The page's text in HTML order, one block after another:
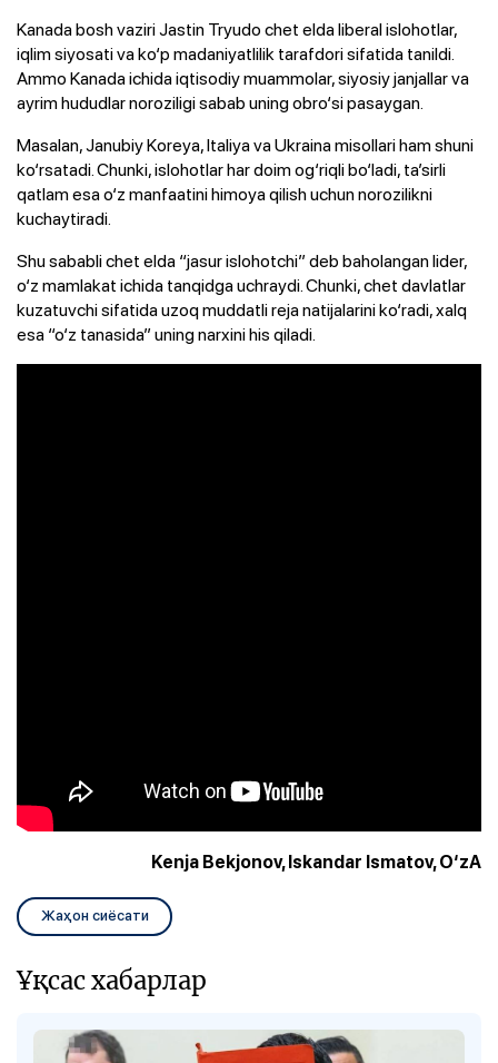
Kanada bosh vaziri Jastin Tryudo chet elda liberal islohotlar,
iqlim siyosati va ko‘p madaniyatlilik tarafdori sifatida tanildi.
Ammo Kanada ichida iqtisodiy muammolar, siyosiy janjallar va
ayrim hududlar noroziligi sabab uning obro‘si pasaygan.
Masalan, Janubiy Koreya, Italiya va Ukraina misollari ham shuni
ko‘rsatadi. Chunki, islohotlar har doim og‘riqli bo‘ladi, ta’sirli
qatlam esa o‘z manfaatini himoya qilish uchun norozilikni
kuchaytiradi.
Shu sababli chet elda “jasur islohotchi” deb baholangan lider,
o‘z mamlakat ichida tanqidga uchraydi. Chunki, chet davlatlar
kuzatuvchi sifatida uzoq muddatli reja natijalarini ko‘radi, xalq
esa “o‘z tanasida” uning narxini his qiladi.
Kenja Bekjonov, Iskandar Ismatov, O‘zA
Жаҳон сиёсати
Ұқсас хабарлар